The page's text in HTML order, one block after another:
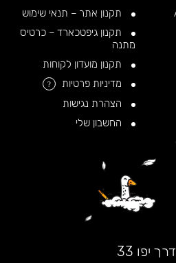
תקנון אתר – תנאי שימוש
תקנון גיפטכארד – כרטיס
מתנה
תקנון מועדון לקוחות
מדיניות פרטיות
?
הצהרת נגישות
החשבון שלי
דרך יפו 33